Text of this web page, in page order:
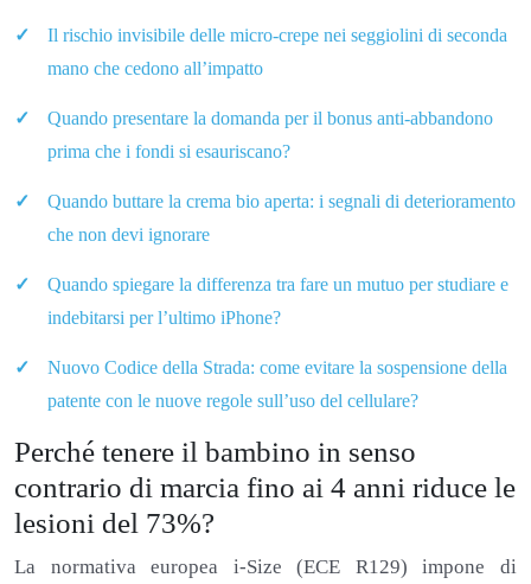
Il rischio invisibile delle micro-crepe nei seggiolini di seconda
mano che cedono all’impatto
Quando presentare la domanda per il bonus anti-abbandono
prima che i fondi si esauriscano?
Quando buttare la crema bio aperta: i segnali di deterioramento
che non devi ignorare
Quando spiegare la differenza tra fare un mutuo per studiare e
indebitarsi per l’ultimo iPhone?
Nuovo Codice della Strada: come evitare la sospensione della
patente con le nuove regole sull’uso del cellulare?
Perché tenere il bambino in senso
contrario di marcia fino ai 4 anni riduce le
lesioni del 73%?
La normativa europea i-Size (ECE R129) impone di